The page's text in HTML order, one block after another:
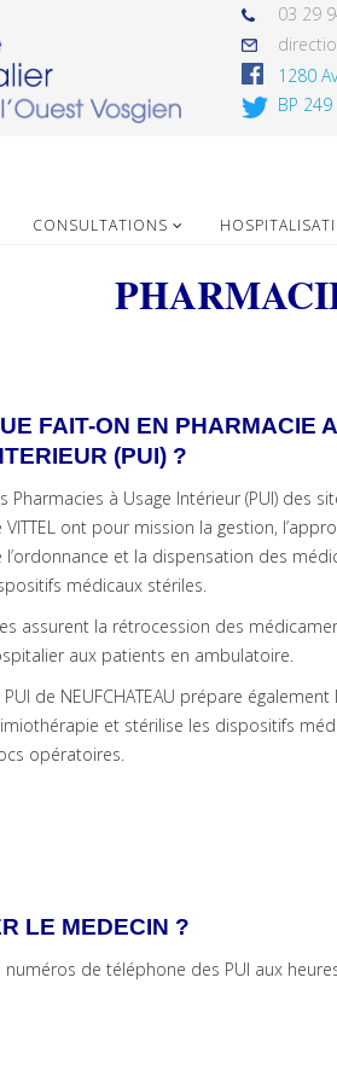
03 29
1280
BP 249
CONSULTATIONS
FAIT-ON EN PHARMACIE
(PUI) ?
Pharmacies à Usage Intérieur (PUI) des
VITTEL ont pour mission la gestion,
l’ordonnance et la dispensation des
médicaux stériles.
assurent la rétrocession des
aux patients en ambulatoire.
PUI de NEUFCHATEAU prépare
et stérilise les dispositifs
opératoires.
LE MEDECIN ?
de téléphone des PUI aux